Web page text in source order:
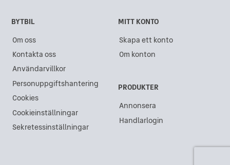
BYTBIL
Om oss
Kontakta oss
Användarvillkor
Personuppgiftshantering
Cookies
Cookieinställningar
Sekretessinställningar
MITT KONTO
Skapa ett konto
Om konton
PRODUKTER
Annonsera
Handlarlogin